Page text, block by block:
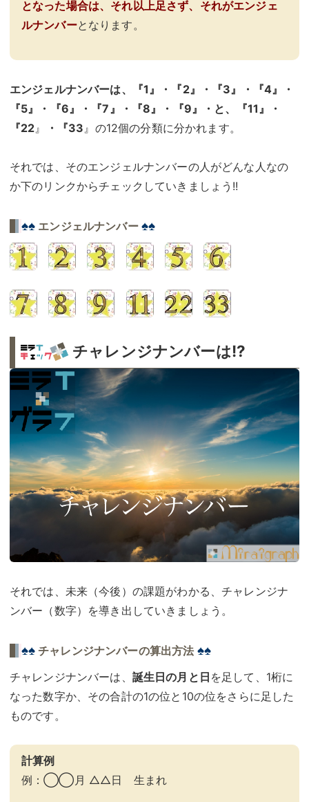
となった場合は、それ以上足さず、それがエンジェ
ルナンバーとなります。
エンジェルナンバーは、『1』・『2』・『3』・『4』・
『5』・『6』・『7』・『8』・『9』・と、『11』・
『22』 ・『33』の12個の分類に分かれます。
それでは、そのエンジェルナンバーの人がどんな人なの
か下のリンクからチェックしていきましょう!!
♠♠ エンジェルナンバー ♠♠
チャレンジナンバーは!?
それでは、未来（今後）の課題がわかる、チャレンジナ
ンバー（数字）を導き出していきましょう。
♠♠チャレンジナンバーの算出方法 ♠♠
チャレンジナンバーは、 誕生日の月と日 を足して、1桁に
なった数字か、その合計の1の位と10の位をさらに足した
ものです。
計算例
例：◯◯月 △△日 生まれ